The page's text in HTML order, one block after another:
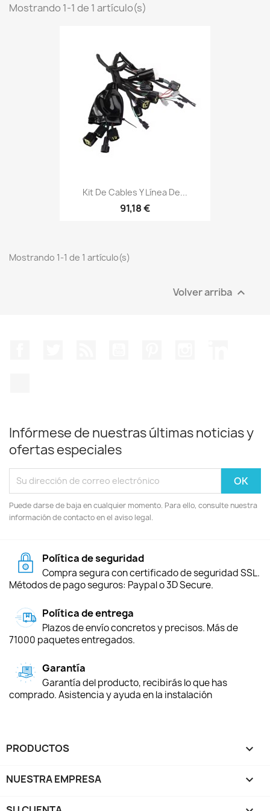
Mostrando 1-1 de 1 artículo(s)
Kit De Cables Y Línea De...
91,18 €
Mostrando 1-1 de 1 artículo(s)
Volver arriba 
Infórmese de nuestras últimas noticias y
ofertas especiales
Puede darse de baja en cualquier momento. Para ello, consulte nuestra
información de contacto en el aviso legal.
Política de seguridad
Compra segura con certificado de seguridad SSL.
Métodos de pago seguros: Paypal o 3D Secure.
Política de entrega
Plazos de envío concretos y precisos. Más de
71000 paquetes entregados.
Garantía
Garantía del producto, recibirás lo que has
comprado. Asistencia y ayuda en la instalación
PRODUCTOS 
NUESTRA EMPRESA 